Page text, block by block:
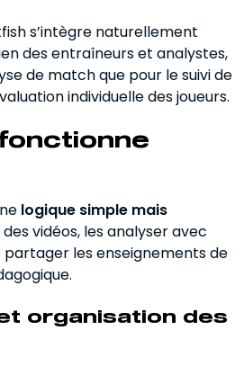
s’intègre naturellement
des entraîneurs et analystes,
de match que pour le suivi de
individuelle des joueurs.
logique simple mais
vidéos, les analyser avec
partager les enseignements de
organisation des